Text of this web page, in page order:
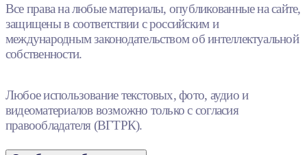
Все права на любые материалы, опубликованные на сайте,
защищены в соответствии с российским и
международным законодательством об интеллектуальной
собственности.
Любое использование текстовых, фото, аудио и
видеоматериалов возможно только с согласия
правообладателя (ВГТРК).